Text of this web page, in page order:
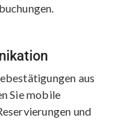
aus
Sie mobile
und